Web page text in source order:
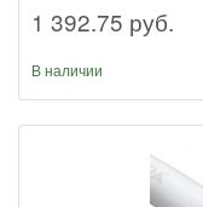
1 392.75 руб.
В наличии